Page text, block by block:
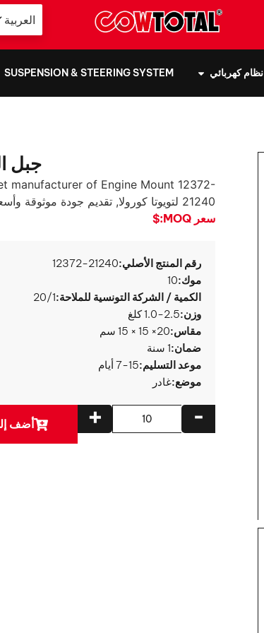
العربية
نظام كهربائي SUSPENSION & STEERING SYSTEM
جبل المحرك
manufacturer of Engine Mount 12372-
21240 لتويوتا كورولا, تقديم جودة موثوقة وأسعار الجملة مباشرة من المصنع.
سعر MOQ:
$
رقم المنتج الأصلي:12372-21240
موك:10
الكمية / الشركة التونسية للملاحة:20/1
وزن:1.0-2.5 كلغ
مقاس:20× 15 × 15 سم
ضمان:1 سنة
موعد التسليم:7-15 أيام
موضع:غادر
+ - أضف